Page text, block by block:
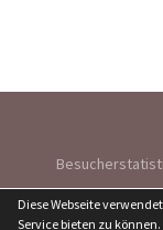
Diese Webseite
Service bieten zu